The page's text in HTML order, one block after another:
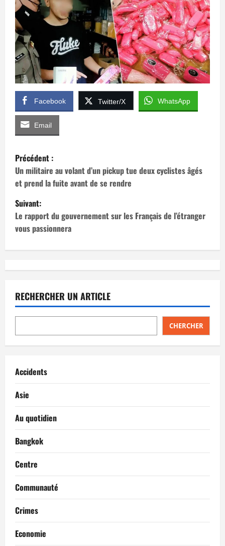
Facebook Twitter/X WhatsApp
Email
N
a
v
i
g
i
o
n
d
’
a
r
t
i
c
l
e
Précédent :
Un militaire au volant d’un pickup tue deux cyclistes âgés
et prend la fuite avant de se rendre
Suivant:
Le rapport du gouvernement sur les Français de l’étranger
vous passionnera
RECHERCHER UN ARTICLE
CHERCHER
Accidents
Asie
Au quotidien
Bangkok
Centre
Communauté
Crimes
Economie